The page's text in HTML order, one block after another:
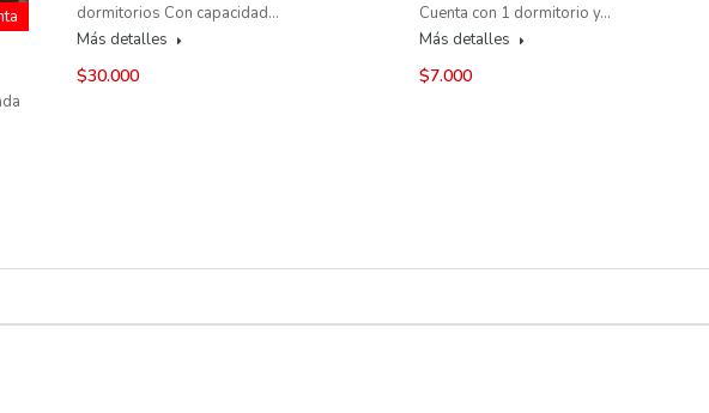
dormitorios Con capacidad…
Más detalles
$30.000
Cuenta con 1 dormitorio y…
Más detalles
$7.000